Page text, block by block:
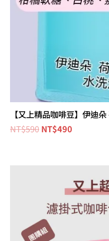
【又上精品咖啡豆】伊迪
NT$590 NT$490
格：
NT$2,400。
前
價
格：